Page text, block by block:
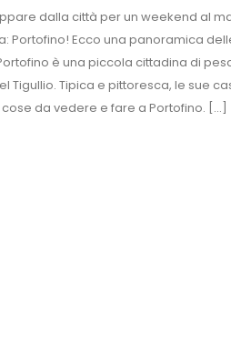
dalla città per un weekend al
Portofino! Ecco una panoramica
è una piccola cittadina di
Tigullio. Tipica e pittoresca, le sue
da vedere e fare a Portofino. […]